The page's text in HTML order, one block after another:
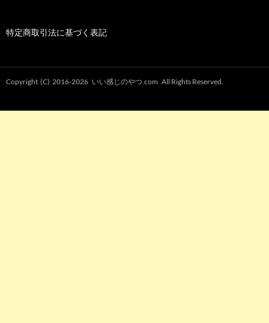
特定商取引法に基づく表記
Copyright (C) 2016-2026 いい感じのやつ.com All Rights Reserved.